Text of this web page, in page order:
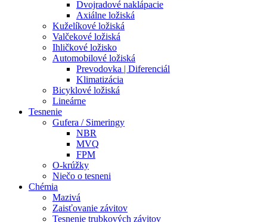
Dvojradové naklápacie
Axiálne ložiská
Kuželíkové ložiská
Valčekové ložiská
Ihličkové ložisko
Automobilové ložiská
Prevodovka | Diferenciál
Klimatizácia
Bicyklové ložiská
Lineárne
Tesnenie
Gufera / Simeringy
NBR
MVQ
FPM
O-krúžky
Niečo o tesneni
Chémia
Mazivá
Zaisťovanie závitov
Tesnenie trubkových závitov